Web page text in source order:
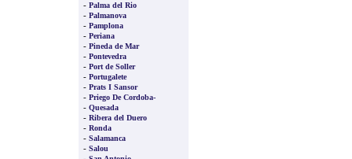
- Palma del Rio
- Palmanova
- Pamplona
- Periana
- Pineda de Mar
- Pontevedra
- Port de Soller
- Portugalete
- Prats I Sansor
- Priego De Cordoba-
- Quesada
- Ribera del Duero
- Ronda
- Salamanca
- Salou